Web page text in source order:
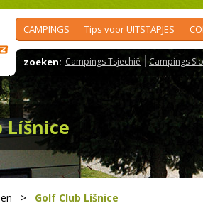
CAMPINGS Tips voor UITSTAPJES
zoeken: Campings Tsjechië Campings
Líšnice
> Golf Club Líšnice